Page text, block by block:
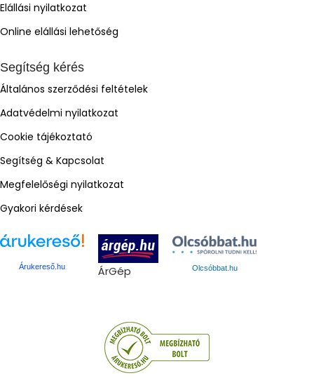
Elállási nyilatkozat
Online elállási lehetőség
Segítség kérés
Általános szerződési feltételek
Adatvédelmi nyilatkozat
Cookie tájékoztató
Segítség & Kapcsolat
Megfelelőségi nyilatkozat
Gyakori kérdések
Árukereső.hu ÁrGép Olcsóbbat.hu